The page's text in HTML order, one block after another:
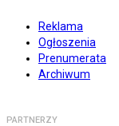
Reklama
Ogłoszenia
Prenumerata
Archiwum
PARTNERZY